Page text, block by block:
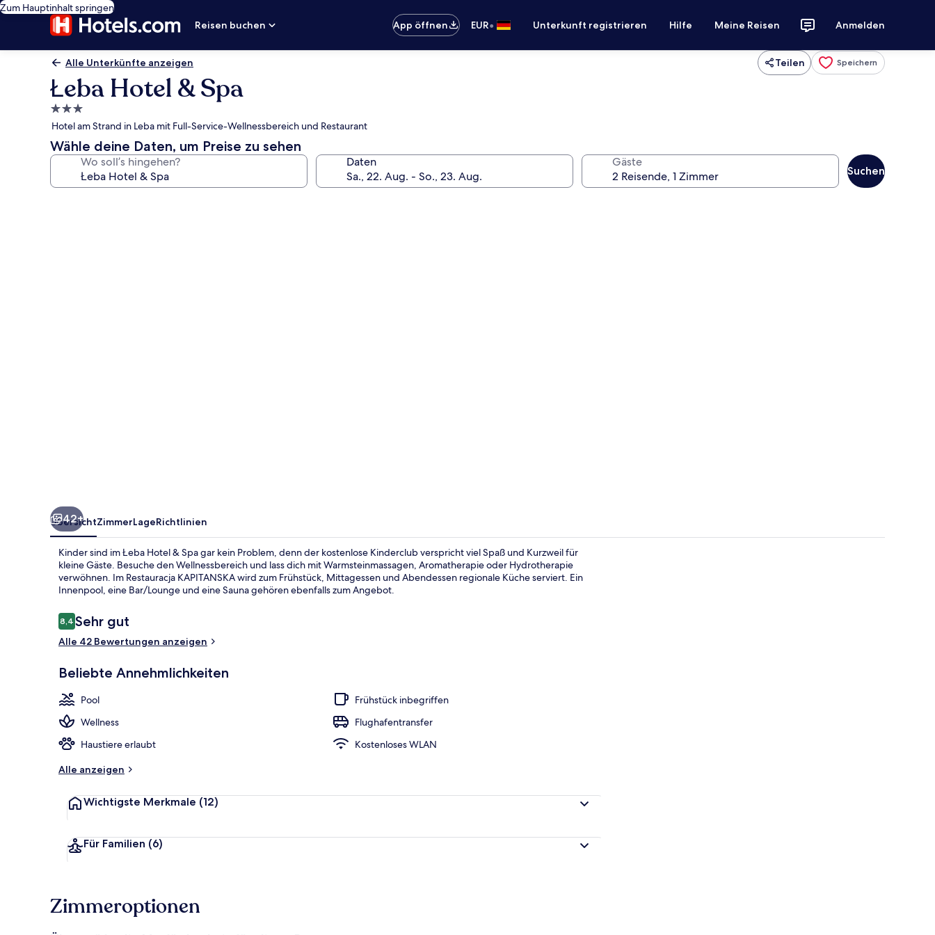
Zum Hauptinhalt springen
Reisen buchen
App öffnen EUR• Unterkunft registrieren Hilfe Meine Reisen Anmelden
Alle Unterkünfte anzeigen Teilen Speichern
Łeba Hotel & Spa
3.0-
Sterne-
Unterkunft
Hotel am Strand in Leba mit Full-Service-Wellnessbereich und Restaurant
Wähle deine Daten, um Preise zu sehen
Wo soll’s hingehen? Daten Gäste
Suchen
42+
ÜbersichtZimmerLageRichtlinien
Kinder sind im Łeba Hotel & Spa gar kein Problem, denn der kostenlose Kinderclub verspricht viel Spaß und Kurzweil für
kleine Gäste. Besuche den Wellnessbereich und lass dich mit Warmsteinmassagen, Aromatherapie oder Hydrotherapie
verwöhnen. Im Restauracja KAPITANSKA wird zum Frühstück, Mittagessen und Abendessen regionale Küche serviert. Ein
Innenpool, eine Bar/Lounge und eine Sauna gehören ebenfalls zum Angebot.
Bewertungen
8,48,4 von 10.
Sehr gut
Alle 42 Bewertungen anzeigen
Beliebte Annehmlichkeiten
Pool
Frühstück inbegriffen
Wellness
Flughafentransfer
Haustiere erlaubt
Kostenloses WLAN
Alle anzeigen
Wichtigste Merkmale (12)
Für Familien (6)
Zimmeroptionen